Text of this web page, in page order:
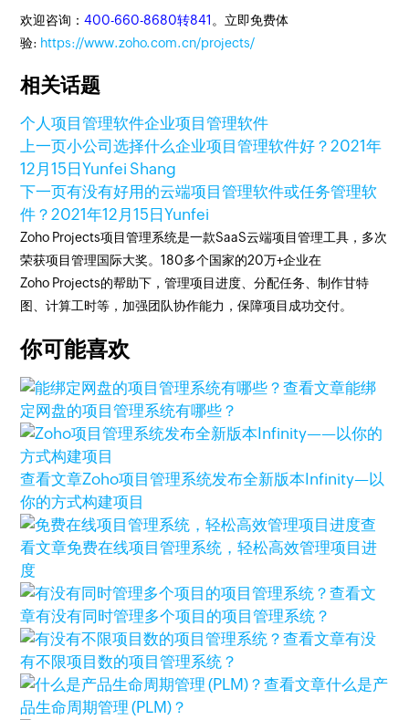
欢迎咨询：400-660-8680转841 。立即免费体
验: https://www.zoho.com.cn/projects/
相关话题
个人项目管理软件企业项目管理软件
上一页小公司选择什么企业项目管理软件好？2021年
12月15日Yunfei Shang
下一页有没有好用的云端项目管理软件或任务管理软
件？2021年12月15日Yunfei
Zoho Projects项目管理系统是一款SaaS云端项目管理工具，多次
荣获项目管理国际大奖。180多个国家的20万+企业在
Zoho Projects的帮助下，管理项目进度、分配任务、制作甘特
图、计算工时等，加强团队协作能力，保障项目成功交付。
你可能喜欢
查看文章能绑
定网盘的项目管理系统有哪些？
查看文章Zoho项目管理系统发布全新版本Infinity—以
你的方式构建项目
查
看文章免费在线项目管理系统，轻松高效管理项目进
度
查看文
章有没有同时管理多个项目的项目管理系统？
查看文章有没
有不限项目数的项目管理系统？
查看文章什么是产
品生命周期管理 (PLM)？